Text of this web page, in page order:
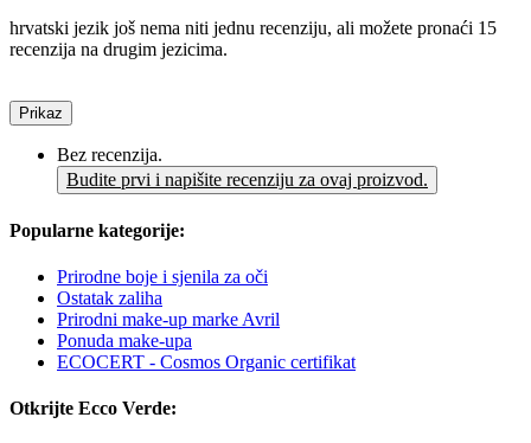
hrvatski jezik još nema niti jednu recenziju, ali možete pronaći 15
recenzija na drugim jezicima.
Prikaz
Bez recenzija.
Budite prvi i napišite recenziju za ovaj proizvod.
Popularne kategorije:
Prirodne boje i sjenila za oči
Ostatak zaliha
Prirodni make-up marke Avril
Ponuda make-upa
ECOCERT - Cosmos Organic certifikat
Otkrijte Ecco Verde: